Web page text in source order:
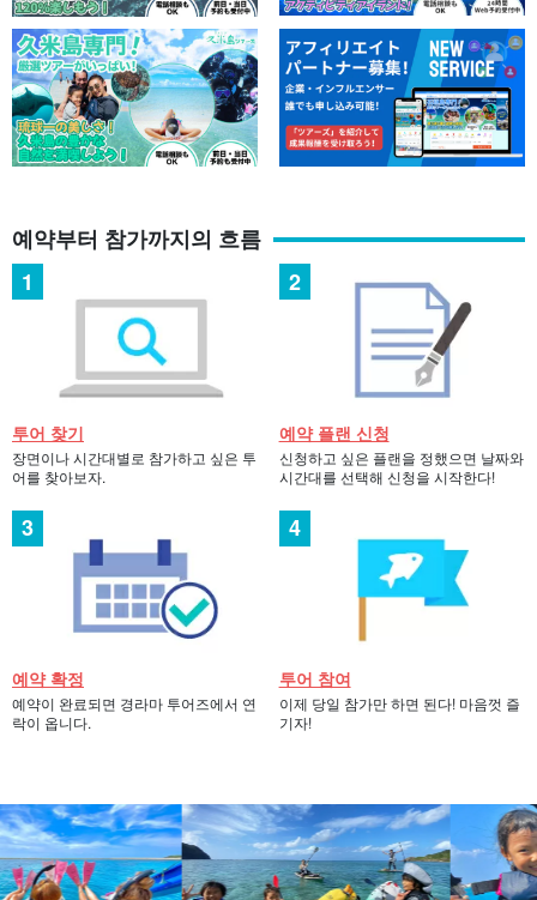
예약부터 참가까지의 흐름
투어 찾기
장면이나 시간대별로 참가하고 싶은 투
어를 찾아보자.
예약 플랜 신청
신청하고 싶은 플랜을 정했으면 날짜와
시간대를 선택해 신청을 시작한다!
예약 확정
예약이 완료되면 경라마 투어즈에서 연
락이 옵니다.
투어 참여
이제 당일 참가만 하면 된다! 마음껏 즐
기자!